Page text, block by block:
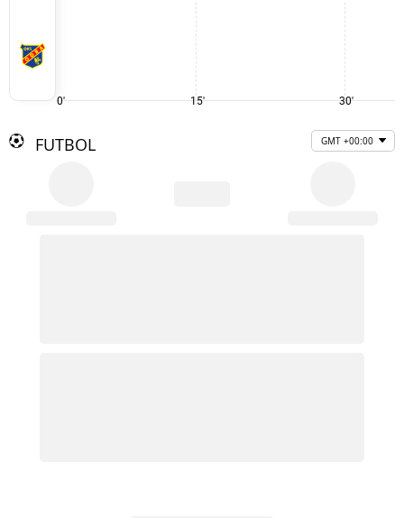
0' 15' 30'
FUTBOL GMT +00:00